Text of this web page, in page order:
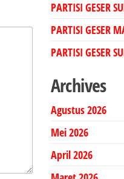
PARTISI GESER
PARTISI GESER
PARTISI GESER
Archives
Agustus 2026
Mei 2026
April 2026